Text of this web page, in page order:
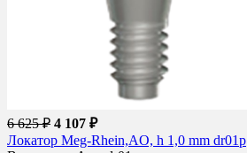
6 625 ₽ 4 107 ₽
Локатор Meg-Rhein,AO, h 1,0 mm dr01p